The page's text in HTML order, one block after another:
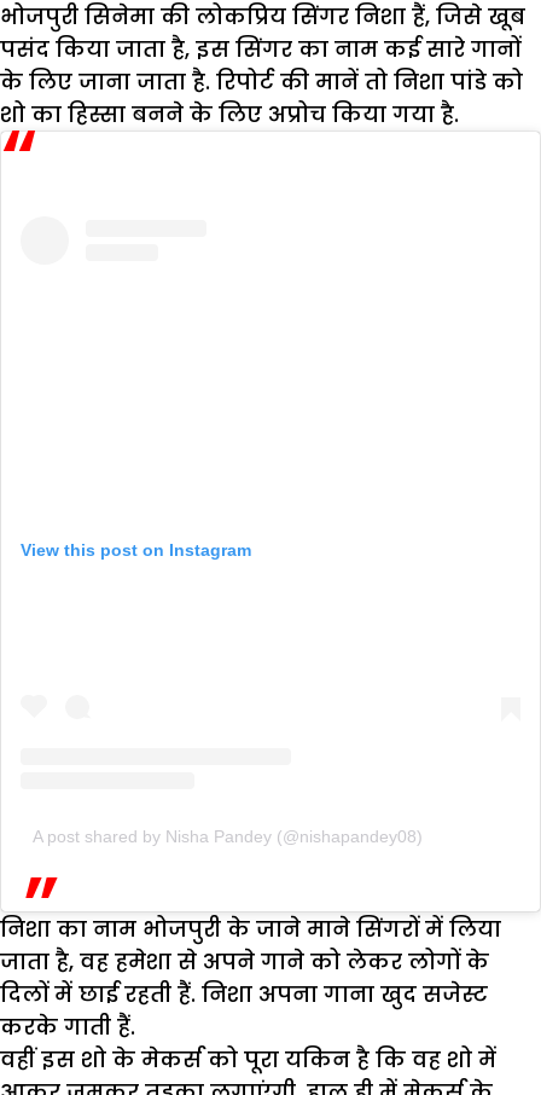
भोजपुरी सिनेमा की लोकप्रिय सिंगर निशा हैं, जिसे खूब
पसंद किया जाता है, इस सिंगर का नाम कई सारे गानों
के लिए जाना जाता है. रिपोर्ट की मानें तो निशा पांडे को
शो का हिस्सा बनने के लिए अप्रोच किया गया है.
View this post on Instagram
A post shared by Nisha Pandey (@nishapandey08)
निशा का नाम भोजपुरी के जाने माने सिंगरों में लिया
जाता है, वह हमेशा से अपने गाने को लेकर लोगों के
दिलों में छाई रहती हैं. निशा अपना गाना खुद सजेस्ट
करके गाती हैं.
वहीं इस शो के मेकर्स को पूरा यकिन है कि वह शो में